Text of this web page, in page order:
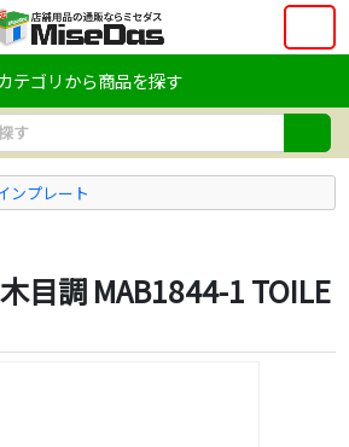
テゴリから商品を探す
ンプレート
目調 MAB1844-1 TOILE